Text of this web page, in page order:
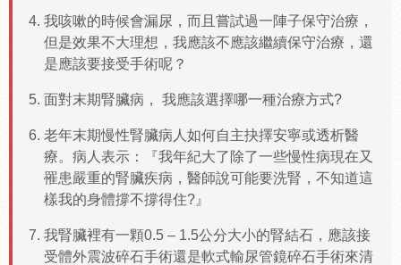
我咳嗽的時候會漏尿，而且嘗試過一陣子保守治療，
但是效果不大理想，我應該不應該繼續保守治療，還
是應該要接受手術呢？
面對末期腎臟病， 我應該選擇哪一種治療方式?
老年末期慢性腎臟病人如何自主抉擇安寧或透析醫
療。病人表示：『我年紀大了除了一些慢性病現在又
罹患嚴重的腎臟疾病，醫師說可能要洗腎，不知道這
樣我的身體撐不撐得住?』
我腎臟裡有一顆0.5 – 1.5公分大小的腎結石，應該接
受體外震波碎石手術還是軟式輸尿管鏡碎石手術來清